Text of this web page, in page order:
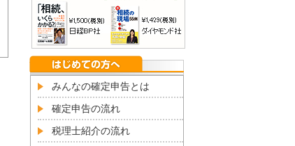
みんなの確定申告とは
確定申告の流れ
税理士紹介の流れ